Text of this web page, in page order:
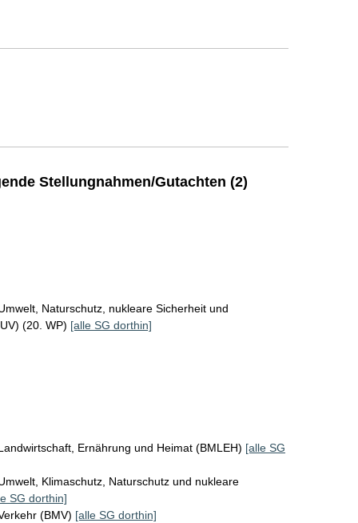
Stellungnahmen/Gutachten (2)
Naturschutz, nukleare Sicherheit und
(20. WP) [alle SG dorthin]
Ernährung und Heimat (BMLEH) [alle SG
Klimaschutz, Naturschutz und nukleare
SG dorthin]
(BMV) [alle SG dorthin]